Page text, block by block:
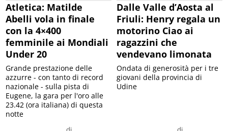
Atletica: Matilde
Abelli vola in finale
con la 4×400
femminile ai Mondiali
Under 20
Grande prestazione delle
azzurre - con tanto di record
nazionale - sulla pista di
Eugene, la gara per l'oro alle
23.42 (ora italiana) di questa
notte
Dalle Valle d’Aosta al
Friuli: Henry regala un
motorino Ciao ai
ragazzini che
vendevano limonata
Ondata di generosità per i tre
giovani della provincia di
Udine